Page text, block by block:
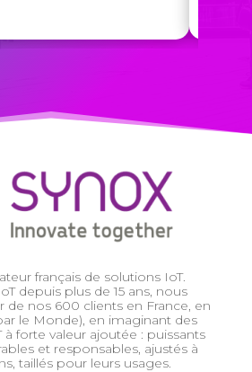
français de solutions IoT.
depuis plus de 15 ans, nous
de nos 600 clients en France, en
le Monde), en imaginant des
à forte valeur ajoutée : puissants
et responsables, ajustés à
taillés pour leurs usages.